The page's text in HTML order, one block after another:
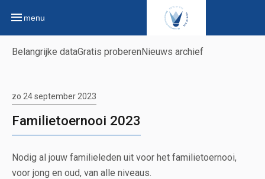
menu
Belangrijke dataGratis proberen Nieuws archief
zo 24 september 2023
Familietoernooi 2023
Nodig al jouw familieleden uit voor het familietoernooi,
voor jong en oud, van alle niveaus.